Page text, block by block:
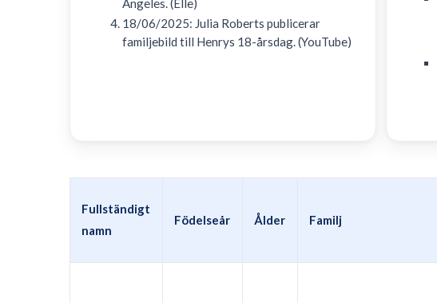
Angeles. (Elle)
18/06/2025: Julia Roberts publicerar
familjebild till Henrys 18-årsdag. (YouTube)
Fullständigt
namn
Födelseår Ålder Familj